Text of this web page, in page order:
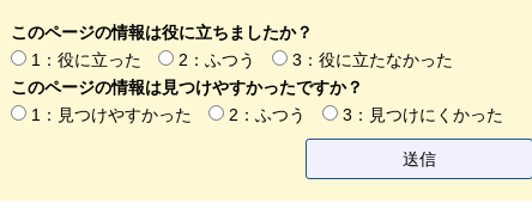
このページの情報は役に立ちましたか？
1：役に立った
2：ふつう
3：役に立たなかった
このページの情報は見つけやすかったですか？
1：見つけやすかった
2：ふつう 3：見つけにくかった